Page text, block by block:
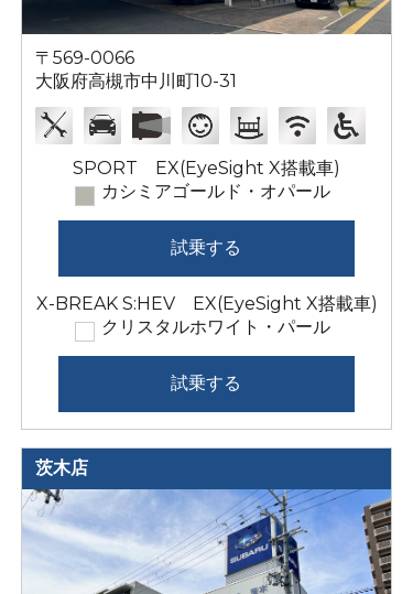
〒569-0066
大阪府高槻市中川町10-31
SPORT EX(EyeSight X搭載車)
カシミアゴールド・オパール
試乗する
X-BREAK S:HEV EX(EyeSight X搭載車)
クリスタルホワイト・パール
試乗する
茨木店